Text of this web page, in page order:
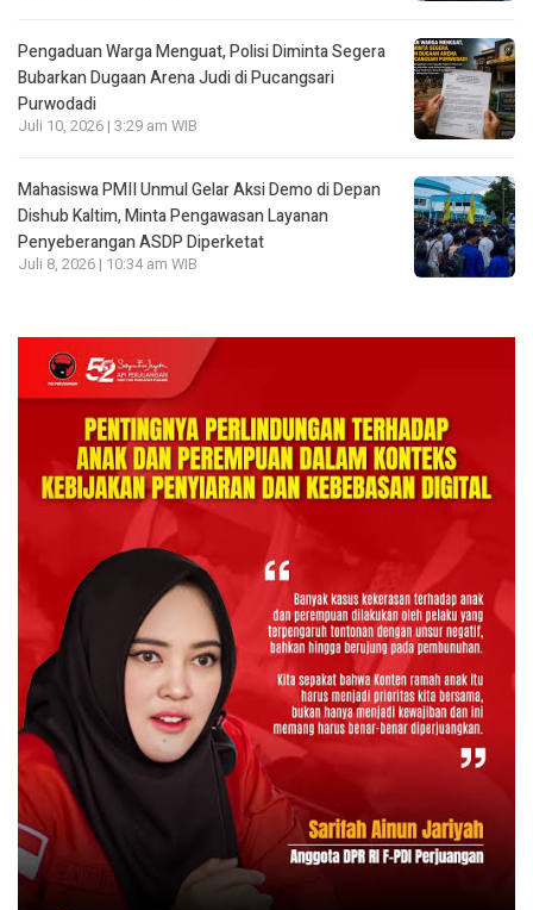
Pengaduan Warga Menguat, Polisi Diminta Segera
Bubarkan Dugaan Arena Judi di Pucangsari
Purwodadi
Juli 10, 2026 | 3:29 am WIB
Mahasiswa PMII Unmul Gelar Aksi Demo di Depan
Dishub Kaltim, Minta Pengawasan Layanan
Penyeberangan ASDP Diperketat
Juli 8, 2026 | 10:34 am WIB